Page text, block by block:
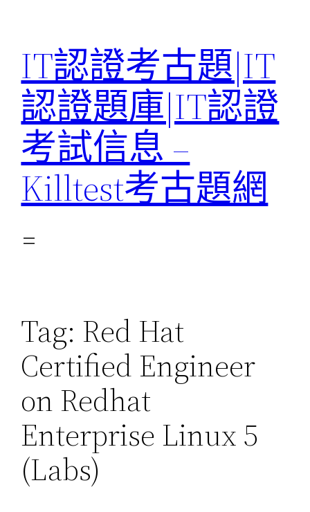
content
IT認證考古題|IT
認證題庫|IT認證
考試信息 –
Killtest考古題網
Tag: Red Hat
Certified Engineer
on Redhat
Enterprise Linux 5
(Labs)